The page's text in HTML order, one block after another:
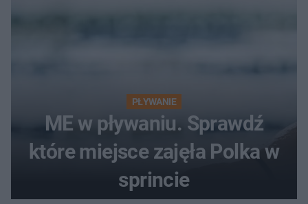
PŁYWANIE
ME w pływaniu. Sprawdź
które miejsce zajęła Polka w
sprincie